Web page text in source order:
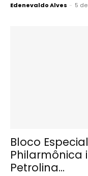
Edenevaldo Alves - 5
Bloco
Philarmônica
Petrolina...